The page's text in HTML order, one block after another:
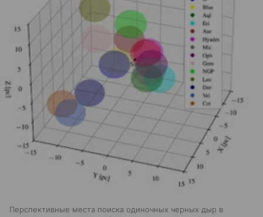
Перспективные места поиска одиночных черных дыр в